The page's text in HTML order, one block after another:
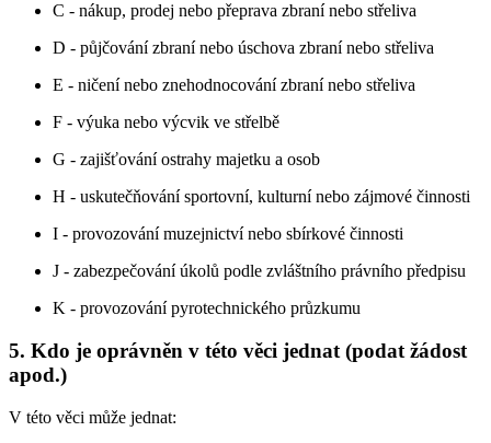
C - nákup, prodej nebo přeprava zbraní nebo střeliva
D - půjčování zbraní nebo úschova zbraní nebo střeliva
E - ničení nebo znehodnocování zbraní nebo střeliva
F - výuka nebo výcvik ve střelbě
G - zajišťování ostrahy majetku a osob
H - uskutečňování sportovní, kulturní nebo zájmové činnosti
I - provozování muzejnictví nebo sbírkové činnosti
J - zabezpečování úkolů podle zvláštního právního předpisu
K - provozování pyrotechnického průzkumu
5. Kdo je oprávněn v této věci jednat (podat žádost
apod.)
V této věci může jednat: